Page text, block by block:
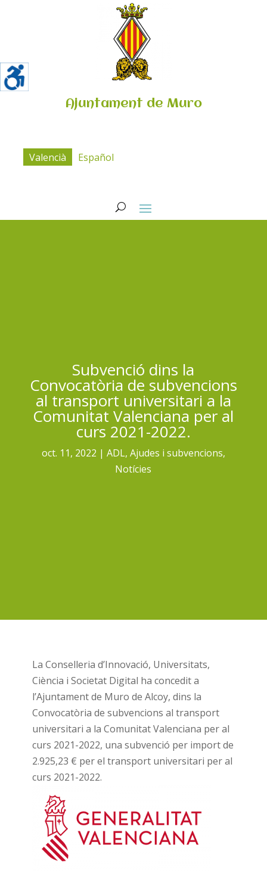
Ajuntament de Muro
Valencià Español
Subvenció dins la
Convocatòria de subvencions
al transport universitari a la
Comunitat Valenciana per al
curs 2021-2022.
oct. 11, 2022 ADL, Ajudes i subvencions,
Notícies
La Conselleria d’Innovació, Universitats,
Ciència i Societat Digital ha concedit a
l’Ajuntament de Muro de Alcoy, dins la
Convocatòria de subvencions al transport
universitari a la Comunitat Valenciana per al
curs 2021-2022, una subvenció per import de
2.925,23 € per el transport universitari per al
curs 2021-2022.